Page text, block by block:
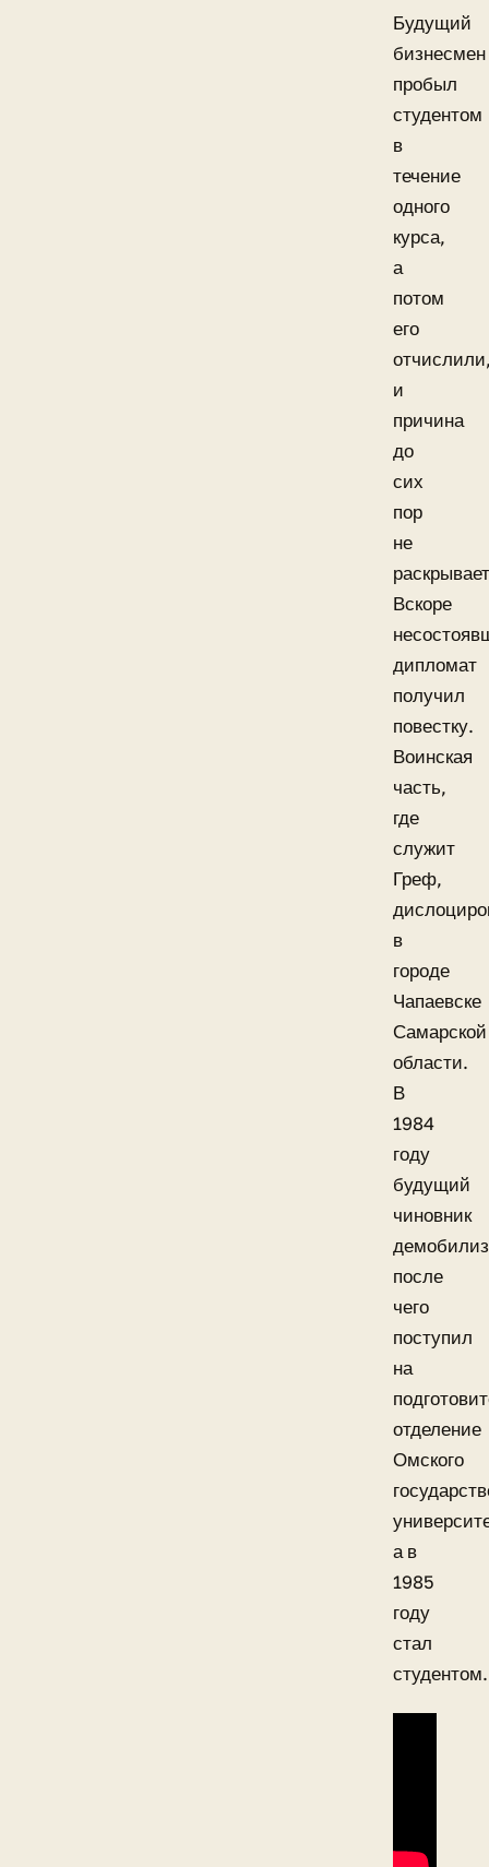
Будущий
бизнесмен
пробыл
студентом
в
течение
одного
курса,
а
потом
его
и
причина
до
сих
пор
не
Вскоре
дипломат
получил
повестку.
Воинская
часть,
где
служит
Греф,
в
городе
Чапаевске
Самарской
области.
В
1984
году
будущий
чиновник
после
чего
поступил
на
отделение
Омского
а в
1985
году
стал
студентом.